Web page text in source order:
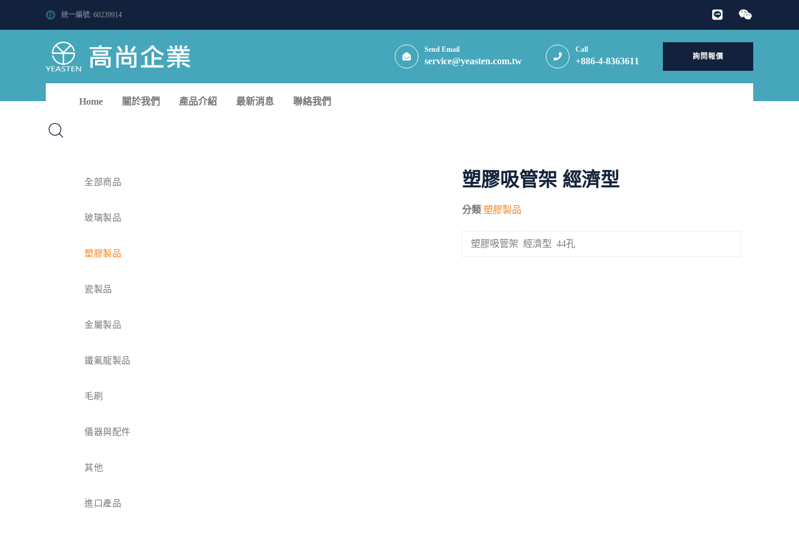
統一編號: 60239914
Send Email
service@yeasten.com.tw
Call
+886-4-8363611 詢問報價
Home 關於我們 產品介紹 最新消息 聯絡我們
全部商品
玻璃製品
塑膠製品
瓷製品
金屬製品
鐵氟龍製品
毛刷
儀器與配件
其他
進口產品
塑膠吸管架 經濟型
分類 塑膠製品
塑膠吸管架 經濟型 44孔